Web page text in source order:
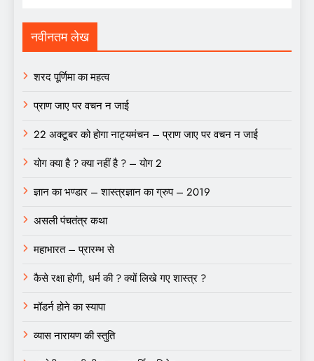
नवीनतम लेख
शरद पूर्णिमा का महत्व
प्राण जाए पर वचन न जाई
22 अक्टूबर को होगा नाट्यमंचन – प्राण जाए पर वचन न जाई
योग क्या है ? क्या नहीं है ? – योग 2
ज्ञान का भण्डार – शास्त्रज्ञान का ग्रुप – 2019
असली पंचतंत्र कथा
महाभारत – प्रारम्भ से
कैसे रक्षा होगी, धर्म की ? क्यों लिखे गए शास्त्र ?
मॉडर्न होने का स्यापा
व्यास नारायण की स्तुति